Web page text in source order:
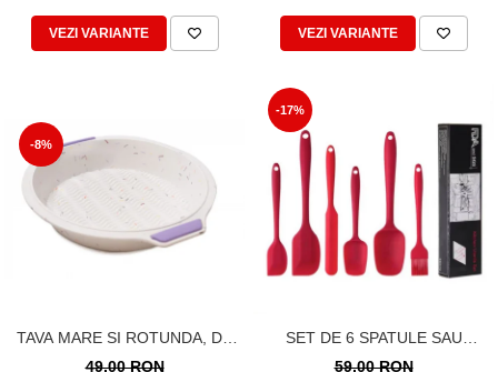
VEZI VARIANTE VEZI VARIANTE
-8%
TAVA MARE SI ROTUNDA, DE
SILICON, PENTRU TARTE,
49,00 RON
-17%
SET DE 6 SPATULE SAU
USTENSILE DE SILICON
59,00 RON